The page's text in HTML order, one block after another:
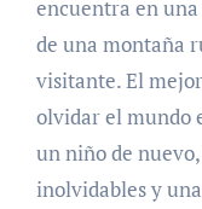
encuentra en
de una montaña
visitante. El
olvidar el mundo
un niño de
inolvidables y